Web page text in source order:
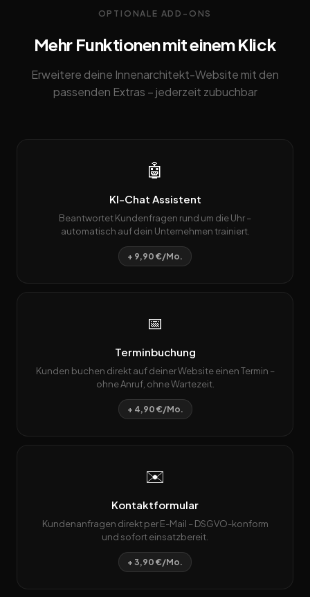
OPTIONALE ADD-ONS
Mehr Funktionen mit einem Klick
Erweitere deine Innenarchitekt-Website mit den
passenden Extras – jederzeit zubuchbar
🤖
KI-Chat Assistent
Beantwortet Kundenfragen rund um die Uhr –
automatisch auf dein Unternehmen trainiert.
+ 9,90 €/Mo.
📅
Terminbuchung
Kunden buchen direkt auf deiner Website einen Termin –
ohne Anruf, ohne Wartezeit.
+ 4,90 €/Mo.
✉️
Kontaktformular
Kundenanfragen direkt per E-Mail – DSGVO-konform
und sofort einsatzbereit.
+ 3,90 €/Mo.